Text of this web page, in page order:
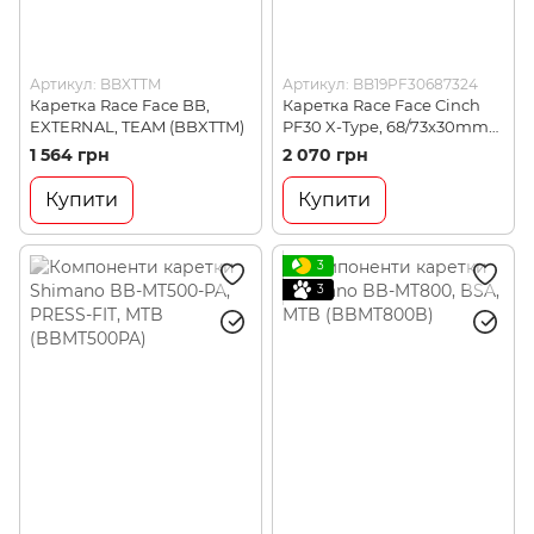
Артикул: BBXTTM
Каретка Race Face BB,
EXTERNAL, TEAM (BBXTTM)
1 564 грн
Купити
Артикул: BB19PF30687324
Каретка Race Face Cinch
PF30 X-Type, 68/73x30mm
Bottom Bracket
(BB19PF30687324)
2 070 грн
Купити
3
3